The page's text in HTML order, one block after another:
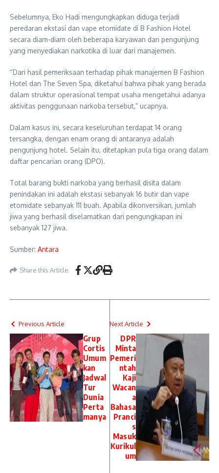
Sebelumnya, Eko Hadi mengungkapkan diduga terjadi
peredaran ekstasi dan vape etomidate di B Fashion Hotel
secara diam-diam oleh beberapa karyawan dan pengunjung
yang menyediakan narkotika di luar dari manajemen.
“Dari hasil pemeriksaan terhadap pihak manajemen B Fashion
Hotel dan The Seven Spa, diketahui bahwa pihak yang berada
dalam struktur operasional tempat usaha mengetahui adanya
aktivitas penggunaan narkoba tersebut,” ucapnya.
Dalam kasus ini, secara keseluruhan terdapat 14 orang
tersangka, dengan enam orang di antaranya adalah
pengunjung hotel. Selain itu, ditetapkan pula tiga orang dalam
daftar pencarian orang (DPO).
Total barang bukti narkoba yang berhasil disita dalam
penindakan ini adalah ekstasi sebanyak 16 butir dan vape
etomidate sebanyak 111 buah. Apabila dikonversikan, jumlah
jiwa yang berhasil diselamatkan dari pengungkapan ini
sebanyak 127 jiwa.
Sumber: Antara
Share this Article
Previous Article
Grup
Cortis
Umum
kan
Jadwal
Tur
Dunia
Perta
manya
Next Article
DPR
Minta
Pemeri
ntah
Kaji
Wacan
a
Bahasa
Pranci
s
Masuk
Kurikul
um